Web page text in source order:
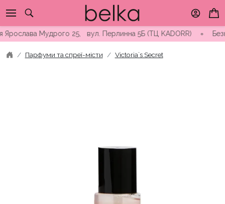
to
contentМудрого 25, вул. Перлинна 5Б (ТЦ KADORR) ∘
Парфуми та спреї-місти Victoria`s Secret